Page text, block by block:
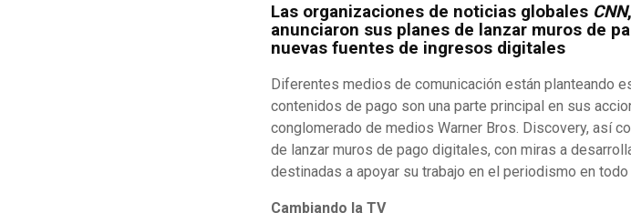
Las organizaciones de noticias globales CNN
anunciaron sus planes de lanzar muros de
nuevas fuentes de ingresos digitales
Diferentes medios de comunicación están planteando
contenidos de pago son una parte principal en sus
conglomerado de medios Warner Bros. Discovery, así
de lanzar muros de pago digitales, con miras a
destinadas a apoyar su trabajo en el periodismo en todo
Cambiando la TV